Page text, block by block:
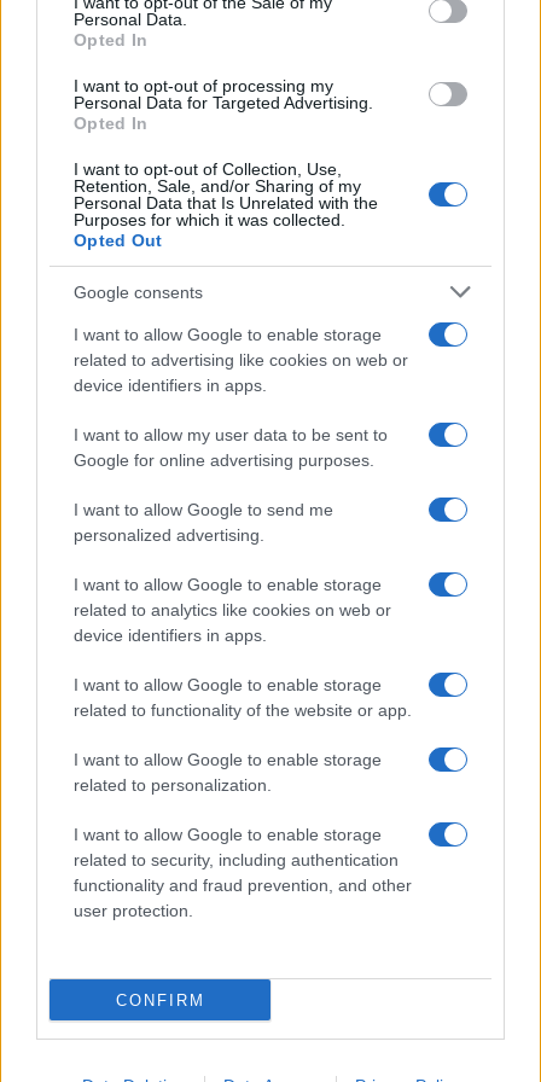
Personal Data.
Opted In
I want to opt-out of processing my
Personal Data for Targeted Advertising.
Opted In
I want to opt-out of Collection, Use,
Retention, Sale, and/or Sharing of my
Personal Data that Is Unrelated with the
Purposes for which it was collected.
Opted Out
Google consents
I want to allow Google to enable storage
related to advertising like cookies on web or
device identifiers in apps.
I want to allow my user data to be sent to
Google for online advertising purposes.
I want to allow Google to send me
personalized advertising.
I want to allow Google to enable storage
related to analytics like cookies on web or
device identifiers in apps.
I want to allow Google to enable storage
related to functionality of the website or app.
I want to allow Google to enable storage
related to personalization.
I want to allow Google to enable storage
related to security, including authentication
functionality and fraud prevention, and other
user protection.
CONFIRM
el kell köteleznie magát a
kereszténydemokrata értékek és
Németország mellett. Ez pedig
sajnos nem tapasztalható a
vallási fundamentalizmus buzgó
követői és külföldi államfőkkel
vállalnak közösséget”
A frakcióvezető „csupán világossá tette,
hogy nálunk senkit sem szorítanak hátrányos
helyzetbe, ha képviseli értékeinket és
politikai nézeteinket”, és más tartalmú
nyilatkozatot nem is tehetett volna egy
néppárt vezetője vagy bármely olyan párt
politikusa, amely komolyan veszi a német
alaptörvényt — járult hozzá a vitához Serap
Güler, az észak-rajna-vesztfáliai tartományi
kormány társadalmi integrációs ügyekért
felelős CDU-s államtitkára.
Karin Prien, a Schleswig-Holstein tartományi
kormány CDU-s oktatási minisztere a
vélemények színes skáláját kiegészítendő
hozzátette:
értetődő, hogy egy muszlim
kereszténydemokrata, egy hindu
vagy egy ateista is lehet kancellár